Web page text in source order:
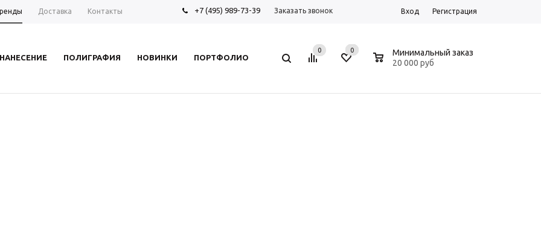
Доставка Контакты +7 (495) 989-73-39 Заказать звонок Вход Регистрация
НАНЕСЕНИЕ ПОЛИГРАФИЯ НОВИНКИ ПОРТФОЛИО
0 0
Минимальный заказ
20 000 руб